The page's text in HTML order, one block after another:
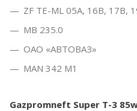
ZF TE-ML 05A, 16B, 17B,
MB 235.0
ОАО «АВТОВАЗ»
MAN 342 M1
Gazpromneft Super T-3